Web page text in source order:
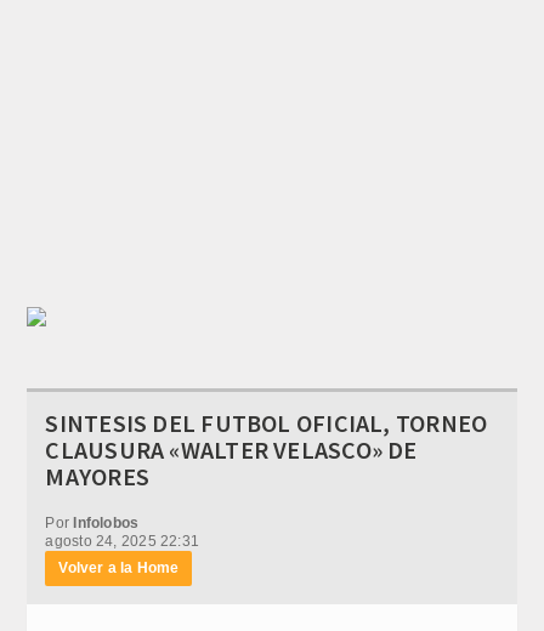
SINTESIS DEL FUTBOL OFICIAL, TORNEO
CLAUSURA «WALTER VELASCO» DE
MAYORES
Por Infolobos
agosto 24, 2025 22:31
Volver a la Home